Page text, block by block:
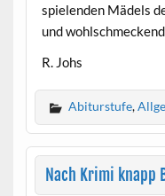
spielenden Mädels
und
R. Johs
Abiturstufe,
Nach Krimi knapp